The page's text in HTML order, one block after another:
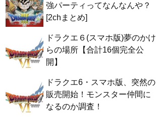
強パーティってなんなんや？
[2chまとめ]
ドラクエ６(スマホ版)夢のかけ
らの場所【合計16個完全公
開】
ドラクエ6・スマホ版、突然の
販売開始！モンスター仲間に
なるのか調査！